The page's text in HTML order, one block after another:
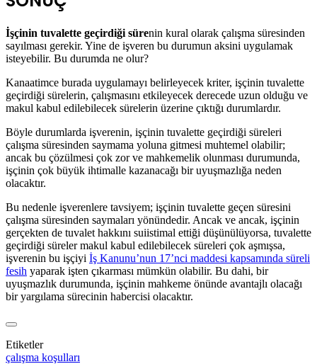
İşçinin tuvalette geçirdiği sürenin kural olarak çalışma süresinden
sayılması gerekir. Yine de işveren bu durumun aksini uygulamak
isteyebilir. Bu durumda ne olur?
Kanaatimce burada uygulamayı belirleyecek kriter, işçinin tuvalette
geçirdiği sürelerin, çalışmasını etkileyecek derecede uzun olduğu ve
makul kabul edilebilecek sürelerin üzerine çıktığı durumlardır.
Böyle durumlarda işverenin, işçinin tuvalette geçirdiği süreleri
çalışma süresinden saymama yoluna gitmesi muhtemel olabilir;
ancak bu çözülmesi çok zor ve mahkemelik olunması durumunda,
işçinin çok büyük ihtimalle kazanacağı bir uyuşmazlığa neden
olacaktır.
Bu nedenle işverenlere tavsiyem; işçinin tuvalette geçen süresini
çalışma süresinden saymaları yönündedir. Ancak ve ancak, işçinin
gerçekten de tuvalet hakkını suiistimal ettiği düşünülüyorsa, tuvalette
geçirdiği süreler makul kabul edilebilecek süreleri çok aşmışsa,
işverenin bu işçiyi İş Kanunu’nun 17’nci maddesi kapsamında süreli
fesih yaparak işten çıkarması mümkün olabilir. Bu dahi, bir
uyuşmazlık durumunda, işçinin mahkeme önünde avantajlı olacağı
bir yargılama sürecinin habercisi olacaktır.
Etiketler
çalışma koşulları